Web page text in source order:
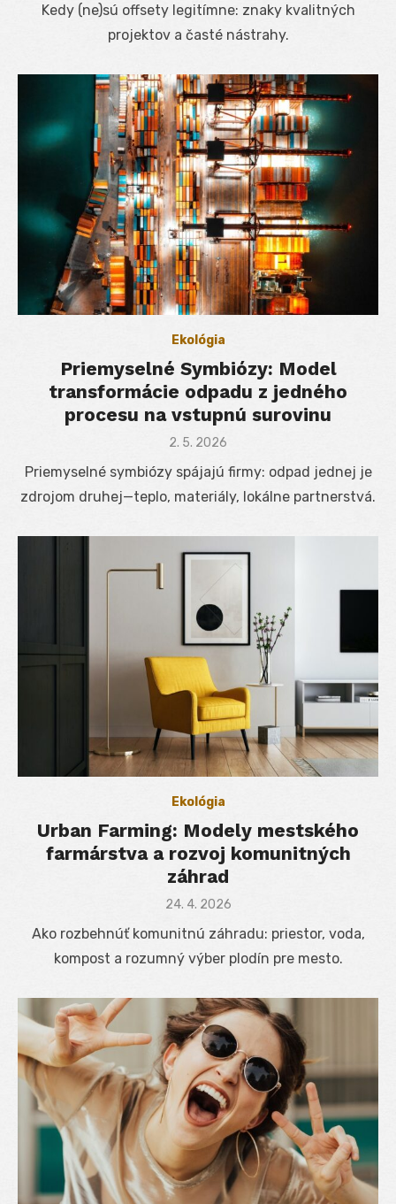
Kedy (ne)sú offsety legitímne: znaky kvalitných
projektov a časté nástrahy.
Ekológia
Priemyselné Symbiózy: Model
transformácie odpadu z jedného
procesu na vstupnú surovinu
Posted
2. 5. 2026
Priemyselné symbiózy spájajú firmy: odpad jednej je
zdrojom druhej—teplo, materiály, lokálne partnerstvá.
Ekológia
Urban Farming: Modely mestského
farmárstva a rozvoj komunitných
záhrad
Posted
24. 4. 2026
Ako rozbehnúť komunitnú záhradu: priestor, voda,
kompost a rozumný výber plodín pre mesto.